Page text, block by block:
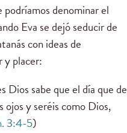
podríamos denominar el
Eva se dejó seducir de
con ideas de
y placer:
sabe que el día que de
ojos y seréis como Dios,
3:4-5)